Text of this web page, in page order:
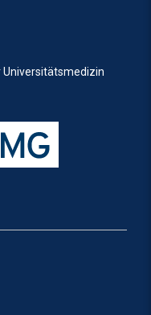
Universitätsmedizin